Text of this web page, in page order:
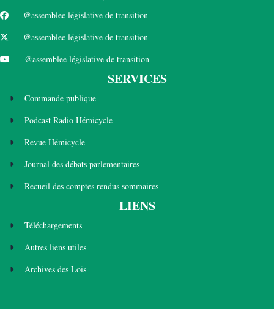
@assemblee législative de transition
@assemblee législative de transition
@assemblee législative de transition
SERVICES
Commande publique
Podcast Radio Hémicycle
Revue Hémicycle
Journal des débats parlementaires
Recueil des comptes rendus sommaires
LIENS
Téléchargements
Autres liens utiles
Archives des Lois